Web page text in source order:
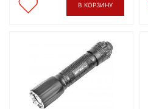
В КОРЗИНУ